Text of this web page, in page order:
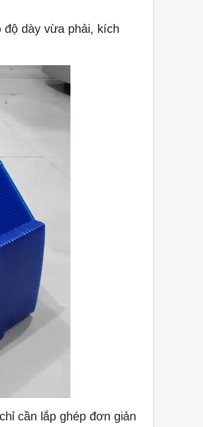
độ dày vừa phải, kích
cần lắp ghép đơn giản